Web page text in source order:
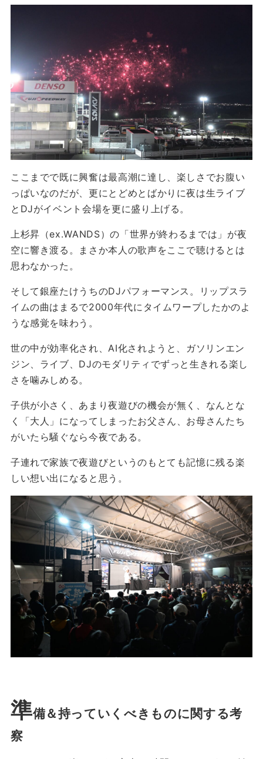
ここまでで既に興奮は最高潮に達し、楽しさでお腹い
っぱいなのだが、更にとどめとばかりに夜は生ライブ
とDJがイベント会場を更に盛り上げる。
上杉昇（ex.WANDS）の「世界が終わるまでは」が夜
空に響き渡る。まさか本人の歌声をここで聴けるとは
思わなかった。
そして銀座たけうちのDJパフォーマンス。リップスラ
イムの曲はまるで2000年代にタイムワープしたかのよ
うな感覚を味わう。
世の中が効率化され、AI化されようと、ガソリンエン
ジン、ライブ、DJのモダリティでずっと生きれる楽し
さを噛みしめる。
子供が小さく、あまり夜遊びの機会が無く、なんとな
く「大人」になってしまったお父さん、お母さんたち
がいたら騒ぐなら今夜である。
子連れで家族で夜遊びというのもとても記憶に残る楽
しい想い出になると思う。
準備＆持っていくべきものに関する考
察